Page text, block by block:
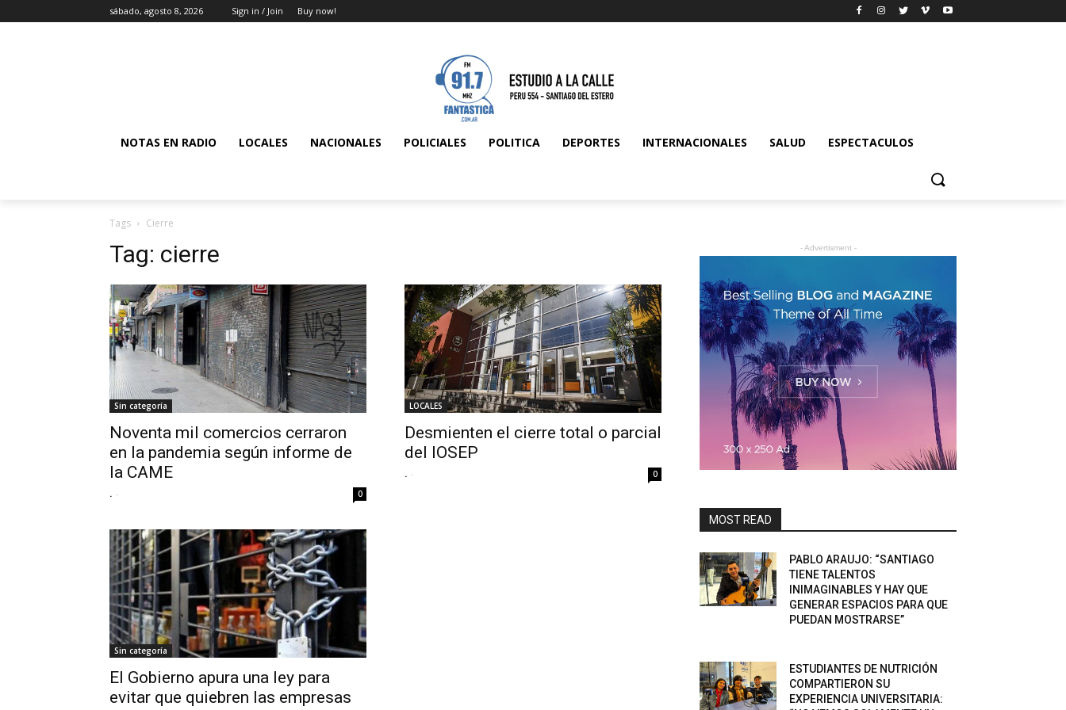
sábado, agosto 8, 2026 Sign in / Join Buy now!
NOTAS EN RADIO LOCALES NACIONALES POLICIALES POLITICA DEPORTES INTERNACIONALES SALUD ESPECTACULOS
Tags Cierre
Tag: cierre
Sin categoría
Noventa mil comercios cerraron
en la pandemia según informe de
la CAME
. - 0
LOCALES
Desmienten el cierre total o parcial
del IOSEP
. - 0
Sin categoría
El Gobierno apura una ley para
evitar que quiebren las empresas
- Advertisment -
MOST READ
PABLO ARAUJO: “SANTIAGO
TIENE TALENTOS
INIMAGINABLES Y HAY QUE
GENERAR ESPACIOS PARA QUE
PUEDAN MOSTRARSE”
ESTUDIANTES DE NUTRICIÓN
COMPARTIERON SU
EXPERIENCIA UNIVERSITARIA: